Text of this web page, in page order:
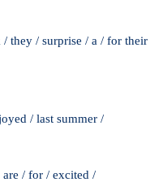
they / surprise / a / for their
/ last summer /
are / for / excited /